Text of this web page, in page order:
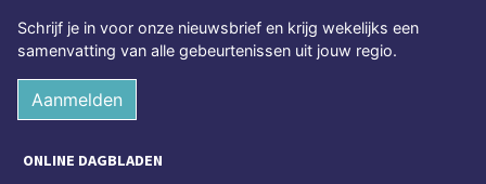
Schrijf je in voor onze nieuwsbrief en krijg wekelijks een
samenvatting van alle gebeurtenissen uit jouw regio.
Aanmelden
ONLINE DAGBLADEN